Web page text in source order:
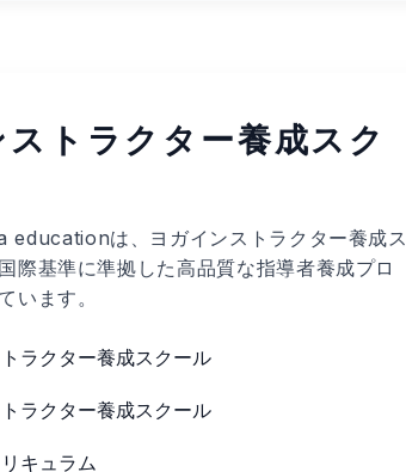
ストラクター養成スク
は、ヨガインストラクター養成ス
際基準に準拠した高品質な指導者養成プロ
います。
ラクター養成スクール
ラクター養成スクール
キュラム